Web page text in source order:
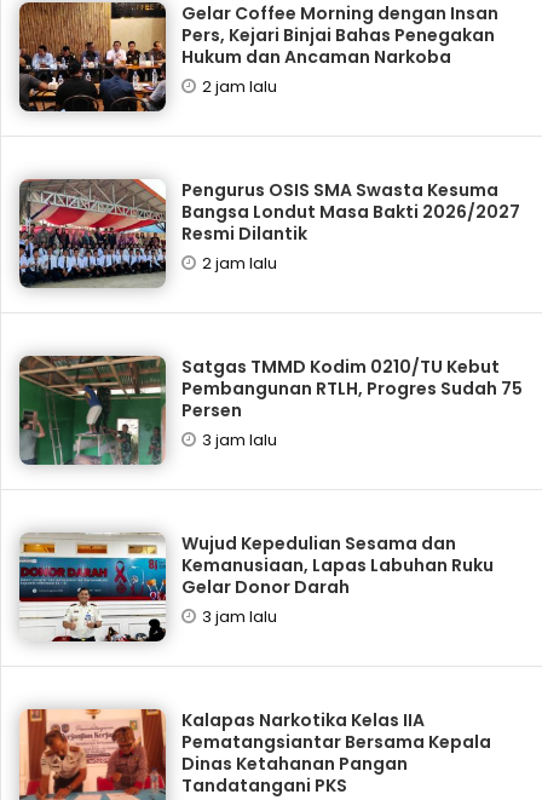
Gelar Coffee Morning dengan Insan
Pers, Kejari Binjai Bahas Penegakan
Hukum dan Ancaman Narkoba
2 jam lalu
Pengurus OSIS SMA Swasta Kesuma
Bangsa Londut Masa Bakti 2026/2027
Resmi Dilantik
2 jam lalu
Satgas TMMD Kodim 0210/TU Kebut
Pembangunan RTLH, Progres Sudah 75
Persen
3 jam lalu
Wujud Kepedulian Sesama dan
Kemanusiaan, Lapas Labuhan Ruku
Gelar Donor Darah
3 jam lalu
Kalapas Narkotika Kelas IIA
Pematangsiantar Bersama Kepala
Dinas Ketahanan Pangan
Tandatangani PKS